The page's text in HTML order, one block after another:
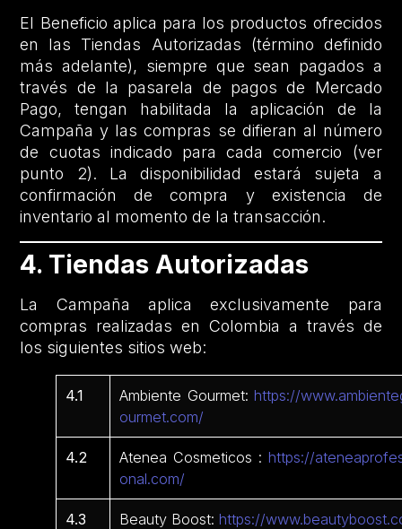
El Beneficio aplica para los productos ofrecidos
en las Tiendas Autorizadas (término definido
más adelante), siempre que sean pagados a
través de la pasarela de pagos de Mercado
Pago, tengan habilitada la aplicación de la
Campaña y las compras se difieran al número
de cuotas indicado para cada comercio (ver
punto 2). La disponibilidad estará sujeta a
confirmación de compra y existencia de
inventario al momento de la transacción.
4. Tiendas Autorizadas
La Campaña aplica exclusivamente para
compras realizadas en Colombia a través de
los siguientes sitios web:
4.1 Ambiente Gourmet:https://
ourmet.com/
4.2 Atenea Cosmeticos :https://
onal.com/
4.3 Beauty Boost:https://